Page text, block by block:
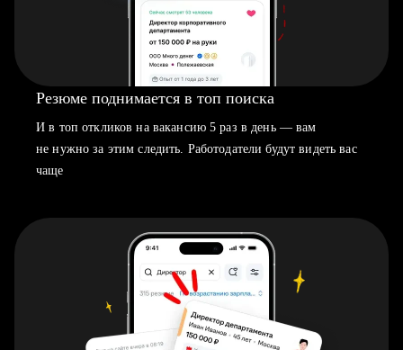
Резюме поднимается в топ поиска
И в топ откликов на вакансию 5 раз в день — вам
не нужно за этим следить. Работодатели будут видеть вас
чаще